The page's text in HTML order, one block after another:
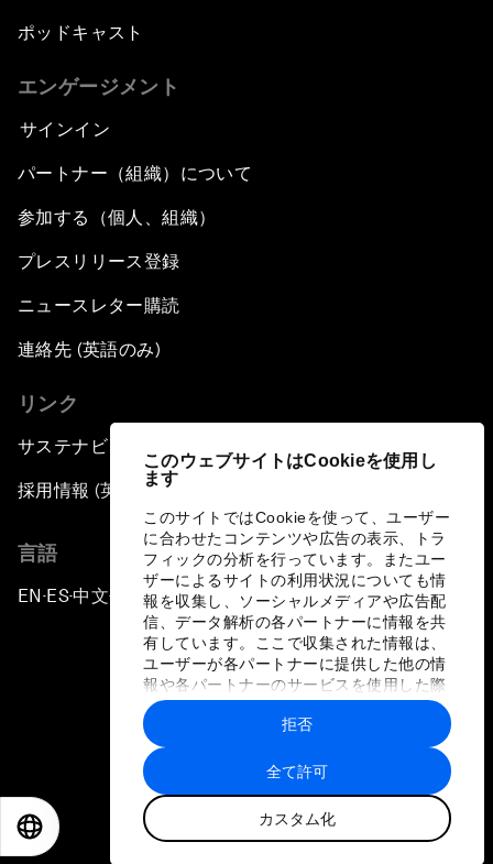
このウェブサイトはCookieを使用し
ます
このサイトではCookieを使って、ユーザー
に合わせたコンテンツや広告の表示、トラ
フィックの分析を行っています。またユー
ザーによるサイトの利用状況についても情
報を収集し、ソーシャルメディアや広告配
信、データ解析の各パートナーに情報を共
有しています。ここで収集された情報は、
ユーザーが各パートナーに提供した他の情
報や各パートナーのサービスを使用した際
に収集された情報と組み合わされ、各パー
トナーによって使用されることがありま
す。
全て許可
カスタム化
拒否
ポッドキャスト
エンゲージメント
サインイン
パートナー（組織）について
参加する（個人、組織）
プレスリリース登録
ニュースレター購読
連絡先 (英語のみ)
リンク
サステナビリティへの取り組み
採用情報 (英語のみ)
言語
EN ▪ES▪中文▪ 日本語
プライバシーポリシーと利用規約
サイトマップ
©
世界経済フォーラム